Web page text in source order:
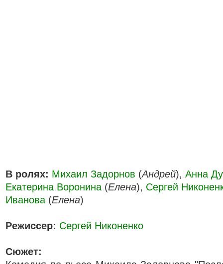
В ролях: Михаил Задорнов (Андрей), Анна
Екатерина Воронина (Елена), Сергей
Иванова (Елена)
Режиссер: Сергей Никоненко
Сюжет: